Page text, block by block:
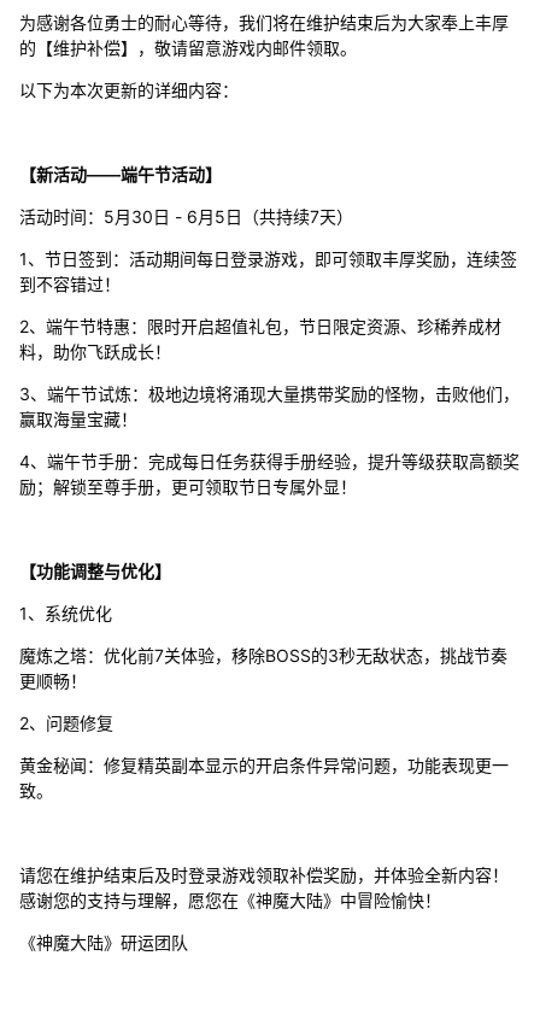
为感谢各位勇士的耐心等待，我们将在维护结束后为大家奉上丰厚
的【维护补偿】，敬请留意游戏内邮件领取。
以下为本次更新的详细内容：
【新活动——端午节活动】
活动时间：5月30日 - 6月5日（共持续7天）
1、节日签到：活动期间每日登录游戏，即可领取丰厚奖励，连续签
到不容错过！
2、端午节特惠：限时开启超值礼包，节日限定资源、珍稀养成材
料，助你飞跃成长！
3、端午节试炼：极地边境将涌现大量携带奖励的怪物，击败他们，
赢取海量宝藏！
4、端午节手册：完成每日任务获得手册经验，提升等级获取高额奖
励；解锁至尊手册，更可领取节日专属外显！
【功能调整与优化】
1、系统优化
魔炼之塔：优化前7关体验，移除BOSS的3秒无敌状态，挑战节奏
更顺畅！
2、问题修复
黄金秘闻：修复精英副本显示的开启条件异常问题，功能表现更一
致。
请您在维护结束后及时登录游戏领取补偿奖励，并体验全新内容！
感谢您的支持与理解，愿您在《神魔大陆》中冒险愉快！
《神魔大陆》研运团队